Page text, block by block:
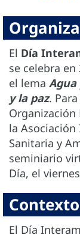
El Día
se celebra
el lema Agua
y la paz.
Organización
la
Sanitaria y
seminiario
Día, el
Contexto
El Día